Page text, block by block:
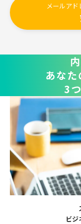
メールアド
あな
3
ビジ